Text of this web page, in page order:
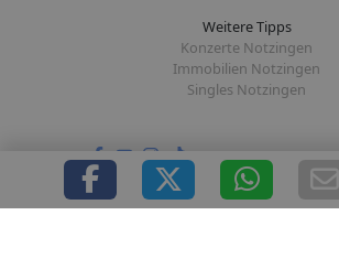
Weitere Tipps
Konzerte Notzingen
Immobilien Notzingen
Singles Notzingen